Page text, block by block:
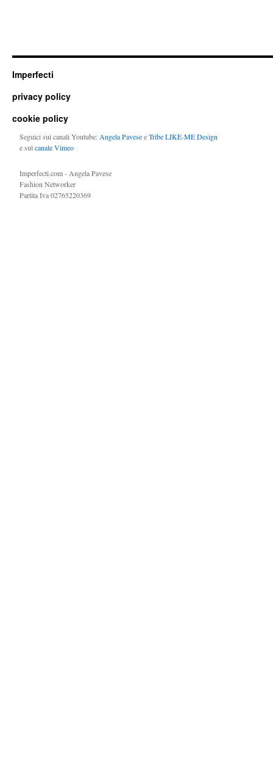
Imperfecti
privacy policy
cookie policy
Seguici sui canali Youtube: Angela PaveseeTribe LIKE-ME Design
e sulcanale Vimeo
Imperfecti.com - Angela Pavese
Fashion Networker
Partita Iva 02765220369